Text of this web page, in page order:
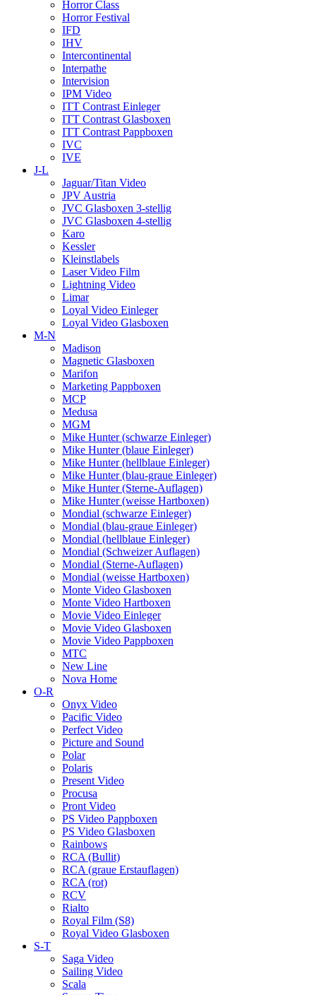
Horror Class
Horror Festival
IFD
IHV
Intercontinental
Interpathe
Intervision
IPM Video
ITT Contrast Einleger
ITT Contrast Glasboxen
ITT Contrast Pappboxen
IVC
IVE
J-L
Jaguar/Titan Video
JPV Austria
JVC Glasboxen 3-stellig
JVC Glasboxen 4-stellig
Karo
Kessler
Kleinstlabels
Laser Video Film
Lightning Video
Limar
Loyal Video Einleger
Loyal Video Glasboxen
M-N
Madison
Magnetic Glasboxen
Marifon
Marketing Pappboxen
MCP
Medusa
MGM
Mike Hunter (schwarze Einleger)
Mike Hunter (blaue Einleger)
Mike Hunter (hellblaue Einleger)
Mike Hunter (blau-graue Einleger)
Mike Hunter (Sterne-Auflagen)
Mike Hunter (weisse Hartboxen)
Mondial (schwarze Einleger)
Mondial (blau-graue Einleger)
Mondial (hellblaue Einleger)
Mondial (Schweizer Auflagen)
Mondial (Sterne-Auflagen)
Mondial (weisse Hartboxen)
Monte Video Glasboxen
Monte Video Hartboxen
Movie Video Einleger
Movie Video Glasboxen
Movie Video Pappboxen
MTC
New Line
Nova Home
O-R
Onyx Video
Pacific Video
Perfect Video
Picture and Sound
Polar
Polaris
Present Video
Procusa
Pront Video
PS Video Pappboxen
PS Video Glasboxen
Rainbows
RCA (Bullit)
RCA (graue Erstauflagen)
RCA (rot)
RCV
Rialto
Royal Film (S8)
Royal Video Glasboxen
S-T
Saga Video
Sailing Video
Scala